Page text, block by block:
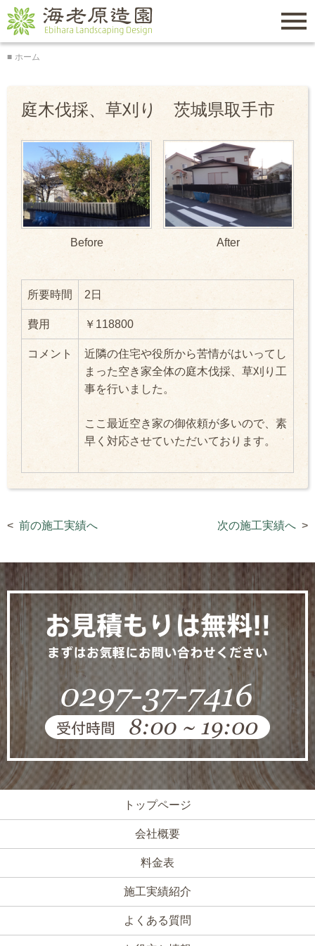
Menu
ホーム
庭木伐採、草刈り 茨城県取手市
所要時間 2日
費用 ￥118800
コメント
近隣の住宅や役所から苦情がはいってし
まった空き家全体の庭木伐採、草刈り工
事を行いました。
ここ最近空き家の御依頼が多いので、素
早く対応させていただいております。
前の施工実績へ 次の施工実績へ
トップページ
会社概要
料金表
施工実績紹介
よくある質問
施工実績
料金表
よくある質問
お役立ち情報